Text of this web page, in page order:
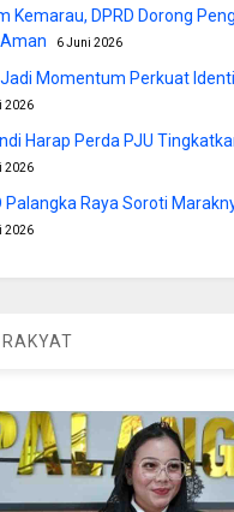
Kemarau, DPRD Dorong
6 Juni 2026
Jadi Momentum Perkuat
2026
Harap Perda PJU
2026
Palangka Raya Soroti
2026